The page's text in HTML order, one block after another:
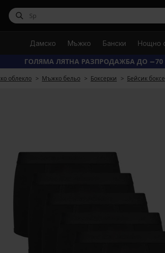
Дамско Мъжко Бански Нощно
ГОЛЯМА ЛЯТНА РАЗПРОДАЖБА ДО −70
облекло Мъжко бельо Боксерки Бейсик